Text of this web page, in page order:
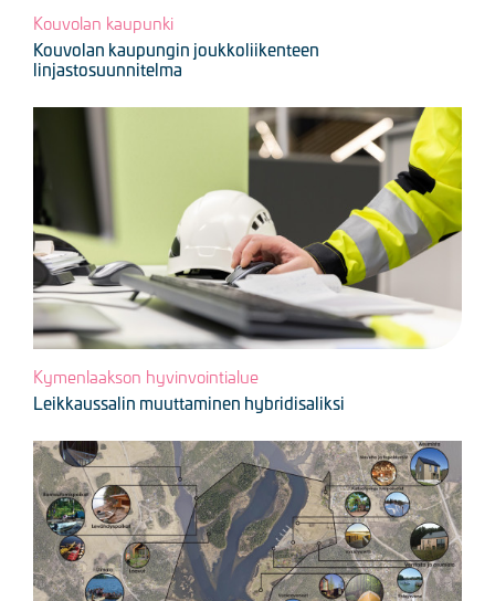
Kouvolan kaupunki
Kouvolan kaupungin joukkoliikenteen
linjastosuunnitelma
Kuva
Kymenlaakson hyvinvointialue
Leikkaussalin muuttaminen hybridisaliksi
Kuva